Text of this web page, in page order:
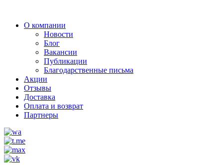
О компании
Новости
Блог
Вакансии
Публикации
Благодарственные письма
Акции
Отзывы
Доставка
Оплата и возврат
Партнеры